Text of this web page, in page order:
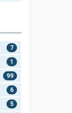
7
1
99
6
5